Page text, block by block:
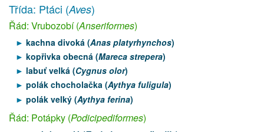
Třída: Ptáci (Aves)
Řád: Vrubozobí (Anseriformes)
kachna divoká (Anas platyrhynchos)
kopřivka obecná (Mareca strepera)
labuť velká (Cygnus olor)
polák chocholačka (Aythya fuligula)
polák velký (Aythya ferina)
Řád: Potápky (Podicipediformes)